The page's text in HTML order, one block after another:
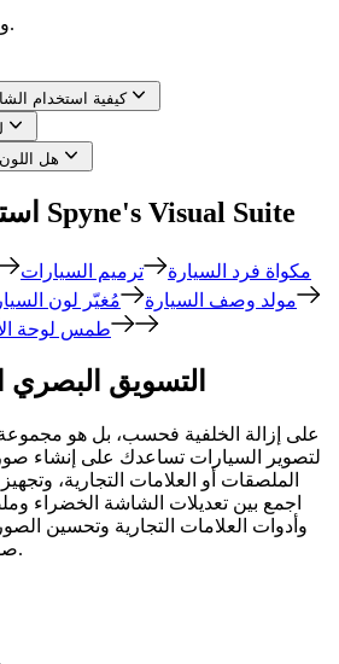
تعرف على Spyne وقدراته.
كيفية استخدام
هل
استكشف المزيد مع Spyne's Visual Suite
مكواة فرد السيارة ترميم السيارات
مولد وصف السيارة
مُغيّر لون
طمس لوحة
التسويق البصري
لتصوير السيارات تساعدك على إنشاء
الملصقات أو العلامات التجارية،
اجمع بين تعديلات الشاشة الخضراء
وأدوات العلامات التجارية وتحسين
صورة؛ في أي مكان وزمان.